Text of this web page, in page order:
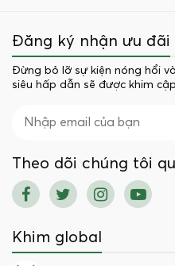
Đăng ký nhận ưu đãi
Đừng bỏ lỡ sự kiện nóng hổi
siêu hấp dẫn sẽ được khim
Theo dõi chúng tôi
Khim global